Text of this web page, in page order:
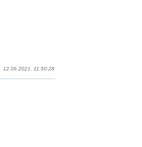
12.06.2021, 11:50:28